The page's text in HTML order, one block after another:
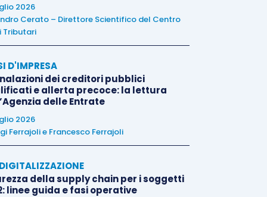
2026
Cerato – Direttore Scientifico del Centro
Tributari
D'IMPRESA
dei creditori pubblici
e allerta precoce: la lettura
delle Entrate
2026
Ferrajolie Francesco Ferrajoli
della supply chain per i soggetti
linee guida e fasi operative